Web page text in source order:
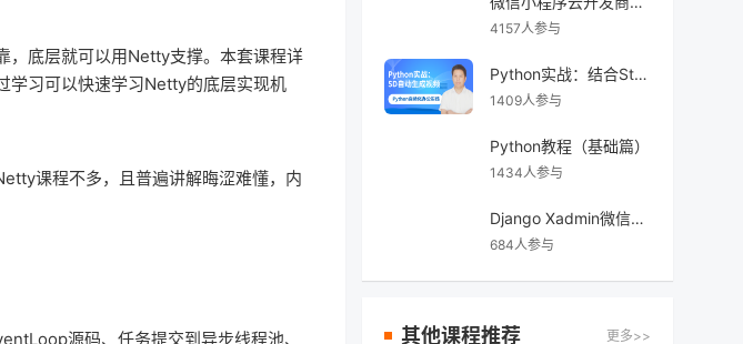
，底层就可以用Netty支撑。本套课程详
学习可以快速学习Netty的底层实现机
课程不多，且普遍讲解晦涩难懂，内
源码、任务提交到异步线程池、
4157人参与
Python实战：结合Stable Diffusion自动化生成视频
1409人参与
Python教程（基础篇）
1434人参与
Django Xadmin微信小程序点餐
684人参与
其他课程推荐 更多>>